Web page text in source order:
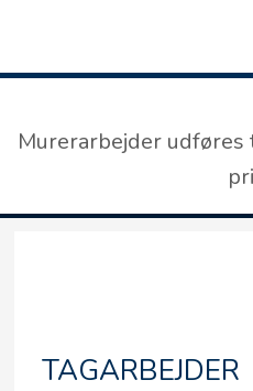
Murerarbejder
TAGARBEJDER